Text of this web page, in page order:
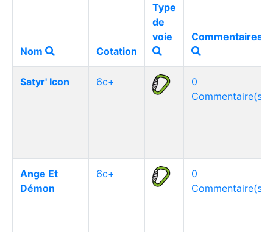
Nom Cotation
Type
de
voie
Commentaires
Satyr' Icon 6c+
0
Commentaire(s)
Ange Et
Démon
6c+
0
Commentaire(s)